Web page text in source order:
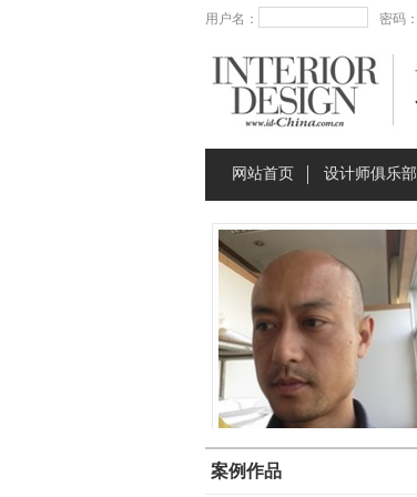
用户名： 密码：
网站首页 设计师俱乐部
案例作品